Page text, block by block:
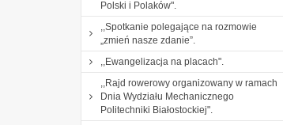
Polski i Polaków".
,,Spotkanie polegające na rozmowie
„zmień nasze zdanie”.
,,Ewangelizacja na placach".
,,Rajd rowerowy organizowany w ramach
Dnia Wydziału Mechanicznego
Politechniki Białostockiej".